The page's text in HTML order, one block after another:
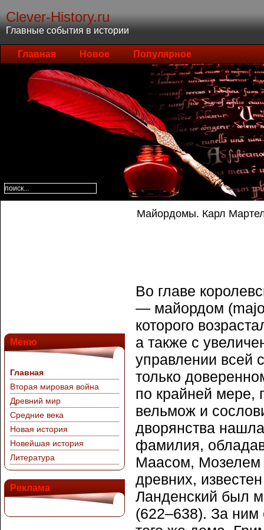
Clever-History.ru
Главные события в истории
Главная Новое Популярное
Меню
Главная
Вторая мировая война
Древний мир
Средние века
Новая история
Новейшая история
Литература
Реклама
Майордомы. Карл
Во главе
— майордом
которого
а также с
управлении всей
только
по крайней мере,
вельмож и
дворянства
фамилия,
Маасом, Мозелем
древних,
Ланденский был
(622–638). За ним